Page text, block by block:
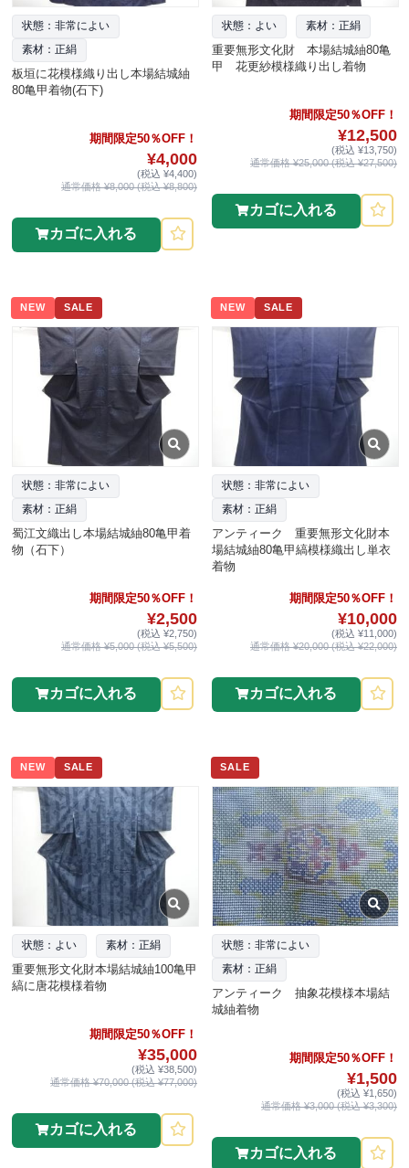
状態：非常によい
素材：正絹
板垣に花模様織り出し本場結城紬
80亀甲着物(石下)
期間限定50％OFF！
¥4,000
(税込 ¥4,400)
通常価格 ¥8,000 (税込 ¥8,800)
カゴに入れる
状態：よい 素材：正絹
重要無形文化財 本場結城紬80亀
甲 花更紗模様織り出し着物
期間限定50％OFF！
¥12,500
(税込 ¥13,750)
通常価格 ¥25,000 (税込 ¥27,500)
カゴに入れる
NEW SALE
状態：非常によい
素材：正絹
蜀江文織出し本場結城紬80亀甲着
物（石下）
期間限定50％OFF！
¥2,500
(税込 ¥2,750)
通常価格 ¥5,000 (税込 ¥5,500)
カゴに入れる
NEW SALE
状態：非常によい
素材：正絹
アンティーク 重要無形文化財本
場結城紬80亀甲縞模様織出し単衣
着物
期間限定50％OFF！
¥10,000
(税込 ¥11,000)
通常価格 ¥20,000 (税込 ¥22,000)
カゴに入れる
NEW SALE
状態：よい 素材：正絹
重要無形文化財本場結城紬100亀甲
縞に唐花模様着物
期間限定50％OFF！
¥35,000
(税込 ¥38,500)
通常価格 ¥70,000 (税込 ¥77,000)
カゴに入れる
SALE
状態：非常によい
素材：正絹
アンティーク 抽象花模様本場結
城紬着物
期間限定50％OFF！
¥1,500
(税込 ¥1,650)
通常価格 ¥3,000 (税込 ¥3,300)
カゴに入れる